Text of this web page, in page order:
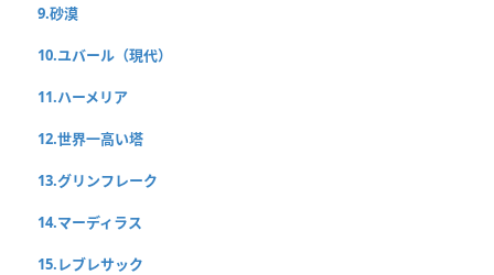
9.砂漠
10.ユバール（現代）
11.ハーメリア
12.世界一高い塔
13.グリンフレーク
14.マーディラス
15.レブレサック